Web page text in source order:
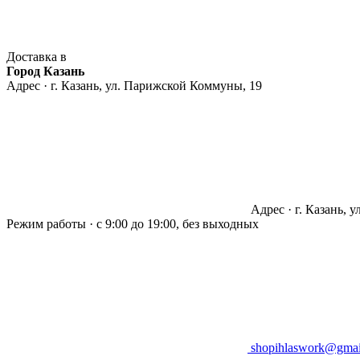
Доставка в
Город Казань
Адрес · г. Казань, ул. Парижской Коммуны, 19
Адрес · г. Казань,
Режим работы · с 9:00 до 19:00, без выходных